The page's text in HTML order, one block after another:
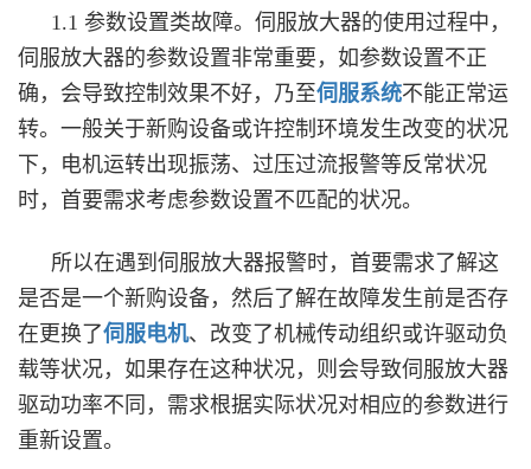
1.1 参数设置类故障。伺服放大器的使用过程中，
伺服放大器的参数设置非常重要，如参数设置不正
确，会导致控制效果不好，乃至伺服系统不能正常运
转。一般关于新购设备或许控制环境发生改变的状况
下，电机运转出现振荡、过压过流报警等反常状况
时，首要需求考虑参数设置不匹配的状况。
所以在遇到伺服放大器报警时，首要需求了解这
是否是一个新购设备，然后了解在故障发生前是否存
在更换了伺服电机、改变了机械传动组织或许驱动负
载等状况，如果存在这种状况，则会导致伺服放大器
驱动功率不同，需求根据实际状况对相应的参数进行
重新设置。